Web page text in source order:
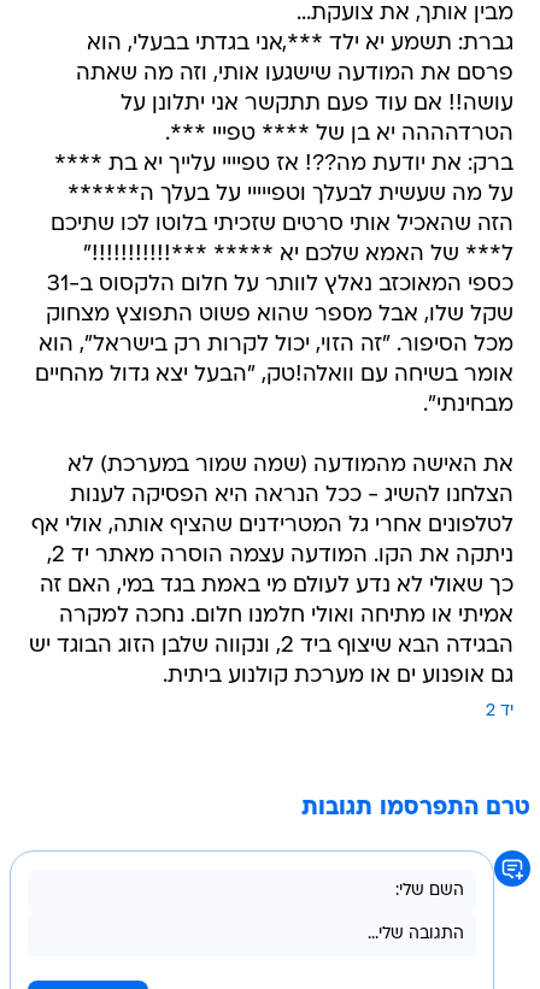
מבין אותך, את צועקת...
גברת: תשמע יא ילד ***,אני בגדתי בבעלי, הוא
פרסם את המודעה שישגעו אותי, וזה מה שאתה
עושה!! אם עוד פעם תתקשר אני יתלונן על
הטרדהההה יא בן של **** טפייי ***.
ברק: את יודעת מה??! אז טפיייי עלייך יא בת ****
על מה שעשית לבעלך וטפייייי על בעלך ה******
הזה שהאכיל אותי סרטים שזכיתי בלוטו לכו שתיכם
ל*** של האמא שלכם יא ***** ***!!!!!!!!!!!"
כספי המאוכזב נאלץ לוותר על חלום הלקסוס ב-31
שקל שלו, אבל מספר שהוא פשוט התפוצץ מצחוק
מכל הסיפור. "זה הזוי, יכול לקרות רק בישראל", הוא
אומר בשיחה עם וואלה!טק, "הבעל יצא גדול מהחיים
מבחינתי".
את האישה מהמודעה (שמה שמור במערכת) לא
הצלחנו להשיג - ככל הנראה היא הפסיקה לענות
לטלפונים אחרי גל המטרידנים שהציף אותה, אולי אף
ניתקה את הקו. המודעה עצמה הוסרה מאתר יד 2,
כך שאולי לא נדע לעולם מי באמת בגד במי, האם זה
אמיתי או מתיחה ואולי חלמנו חלום. נחכה למקרה
הבגידה הבא שיצוף ביד 2, ונקווה שלבן הזוג הבוגד יש
גם אופנוע ים או מערכת קולנוע ביתית.
יד 2
טרם התפרסמו תגובות